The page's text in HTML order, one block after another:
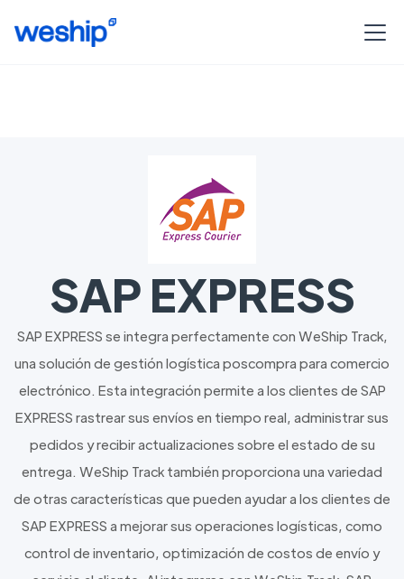
SAP EXPRESS
SAP EXPRESS se integra perfectamente con WeShip Track,
una solución de gestión logística poscompra para comercio
electrónico. Esta integración permite a los clientes de SAP
EXPRESS rastrear sus envíos en tiempo real, administrar sus
pedidos y recibir actualizaciones sobre el estado de su
entrega. WeShip Track también proporciona una variedad
de otras características que pueden ayudar a los clientes de
SAP EXPRESS a mejorar sus operaciones logísticas, como
control de inventario, optimización de costos de envío y